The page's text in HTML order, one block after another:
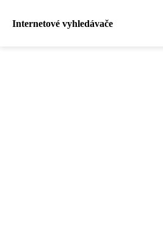
Internetové vyhledávače